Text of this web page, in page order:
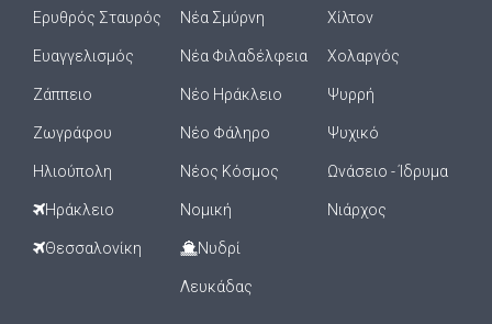
Ερυθρός Σταυρός
Ευαγγελισμός
Ζάππειο
Ζωγράφου
Ηλιούπολη
Ηράκλειο
Θεσσαλονίκη
Νέα Σμύρνη
Νέα Φιλαδέλφεια
Νέο Ηράκλειο
Νέο Φάληρο
Νέος Κόσμος
Νομική
Νυδρί
Λευκάδας
Χίλτον
Χολαργός
Ψυρρή
Ψυχικό
Ωνάσειο - Ίδρυμα
Νιάρχος